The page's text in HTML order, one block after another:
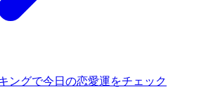
ングで今日の恋愛運をチェック